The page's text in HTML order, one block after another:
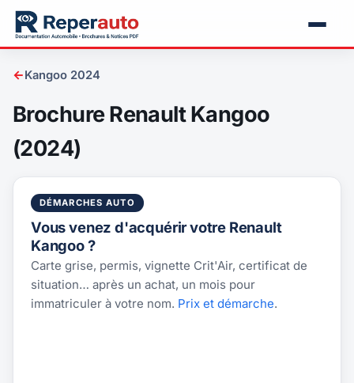
←Kangoo 2024
Brochure Renault Kangoo
(2024)
DÉMARCHES AUTO
Vous venez d'acquérir votre Renault
Kangoo ?
Carte grise, permis, vignette Crit'Air, certificat de
situation… après un achat, un mois pour
immatriculer à votre nom. Prix et démarche.